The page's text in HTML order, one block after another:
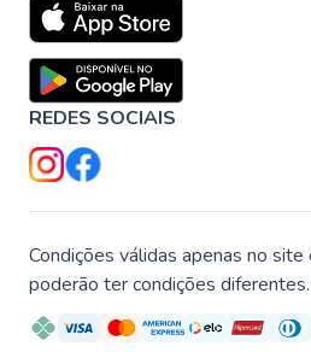
REDES SOCIAIS
Condições válidas apenas no
poderão ter condições